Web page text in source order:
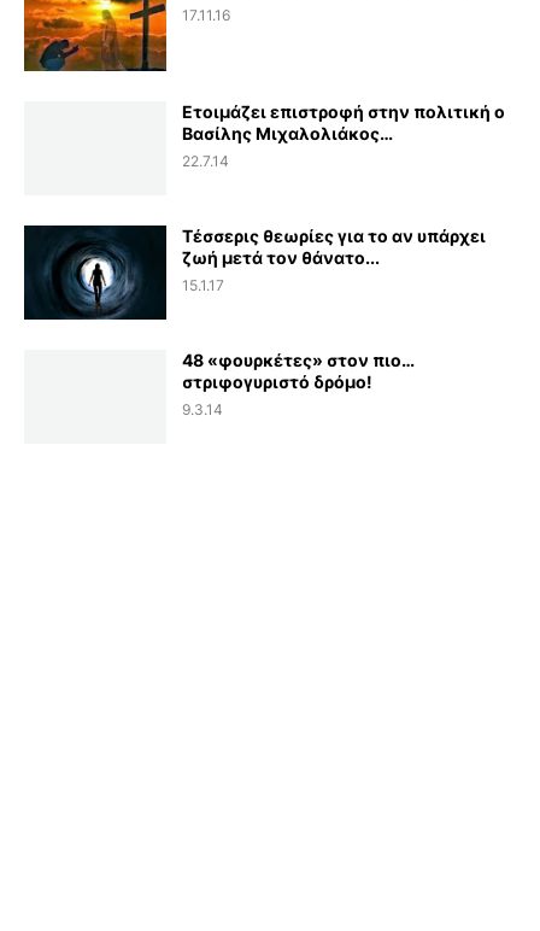
17.11.16
Ετοιμάζει επιστροφή στην πολιτική ο
Βασίλης Μιχαλολιάκος…
22.7.14
Τέσσερις θεωρίες για το αν υπάρχει
ζωή μετά τον θάνατο...
15.1.17
48 «φουρκέτες» στον πιο…
στριφογυριστό δρόμο!
9.3.14